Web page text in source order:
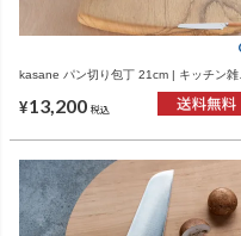
kasane パン切り包丁 21cm | キッチン雑
¥13,200 税込